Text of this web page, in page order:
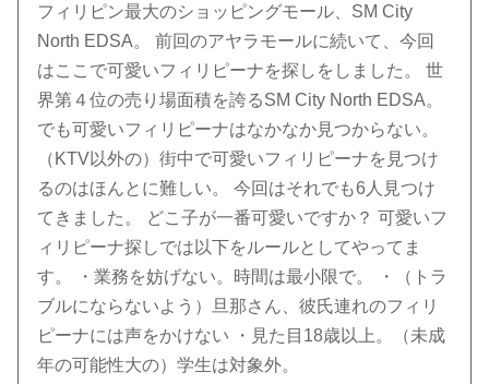
フィリピン最大のショッピングモール、SM City
North EDSA。 前回のアヤラモールに続いて、今回
はここで可愛いフィリピーナを探しをしました。 世
界第４位の売り場面積を誇るSM City North EDSA。
でも可愛いフィリピーナはなかなか見つからない。
（KTV以外の）街中で可愛いフィリピーナを見つけ
るのはほんとに難しい。 今回はそれでも6人見つけ
てきました。 どこ子が一番可愛いですか？ 可愛いフ
ィリピーナ探しでは以下をルールとしてやってま
す。 ・業務を妨げない。時間は最小限で。 ・（トラ
ブルにならないよう）旦那さん、彼氏連れのフィリ
ピーナには声をかけない ・見た目18歳以上。（未成
年の可能性大の）学生は対象外。